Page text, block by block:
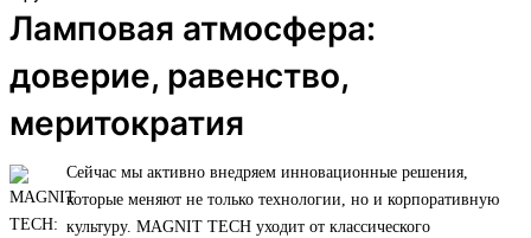
Ламповая атмосфера:
доверие, равенство,
меритократия
Сейчас мы активно внедряем инновационные решения,
которые меняют не только технологии, но и корпоративную
культуру. MAGNIT TECH уходит от классического